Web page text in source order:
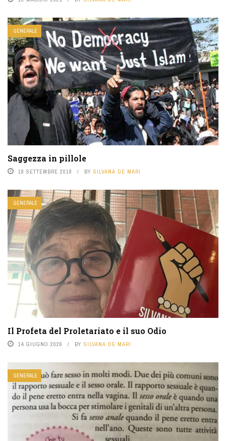
GENERALE
Saggezza in pillole
18 SETTEMBRE 2018 BY SILVANA DE MARI
GENERALE
Il Profeta del Proletariato e il suo Odio
14 GIUGNO 2026 BY SILVANA DE MARI
GENERALE